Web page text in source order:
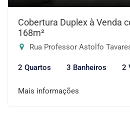
Cobertura Duplex à Venda
168m²
Rua Professor Astolfo Tavares Pais -
2 Quartos 3 Banheiros 2
Mais informações